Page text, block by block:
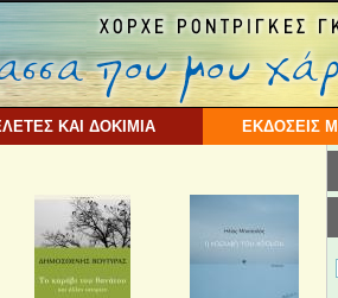
ΚΑΙ ΔΟΚΙΜΙΑ ΕΚΔΟΣΕΙΣ